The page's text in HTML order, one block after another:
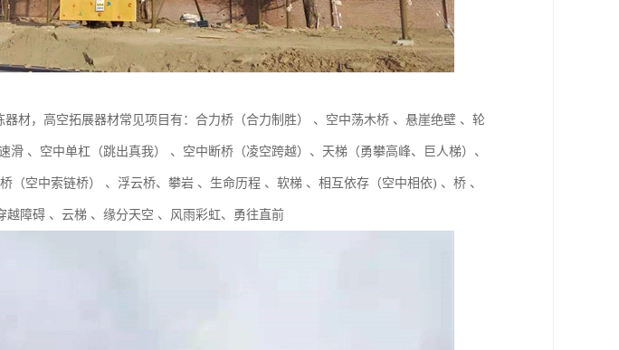
材，高空拓展器材常见项目有：合力桥（合力制胜） 、空中荡木桥 、悬崖绝壁 、轮
、空中单杠（跳出真我） 、空中断桥（凌空跨越）、天梯（勇攀高峰、巨人梯）、
（空中索链桥） 、浮云桥、攀岩 、生命历程 、软梯 、相互依存（空中相依) 、桥 、
障碍 、云梯 、缘分天空 、风雨彩虹、勇往直前